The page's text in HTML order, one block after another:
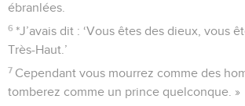
ébranlées.
6 *J’avais dit : ‘Vous êtes des dieux, vous
Très-Haut.’
7 Cependant vous mourrez comme des
tomberez comme un prince quelconque. »